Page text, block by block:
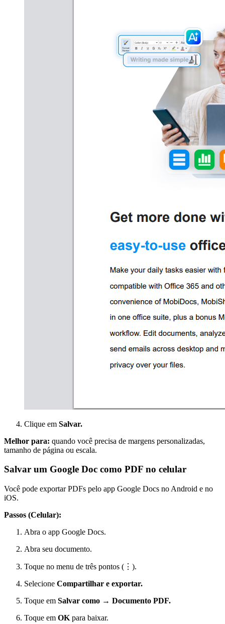
Clique em Salvar.
Melhor para: quando você precisa de margens personalizadas,
tamanho de página ou escala.
Salvar um Google Doc como PDF no celular
Você pode exportar PDFs pelo app Google Docs no Android e no
iOS.
Passos (Celular):
Abra o app Google Docs.
Abra seu documento.
Toque no menu de três pontos (⋮).
Selecione Compartilhar e exportar.
Toque em Salvar como → Documento PDF.
Toque em OK para baixar.